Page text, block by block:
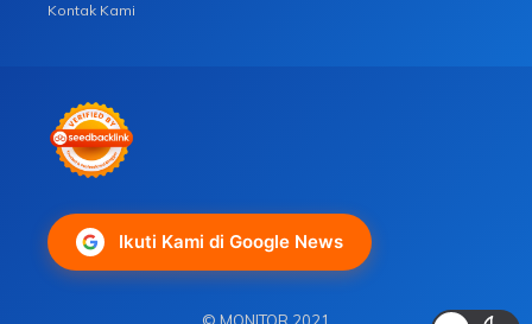
Kontak Kami
Ikuti Kami di Google News
© MONITOR 2021